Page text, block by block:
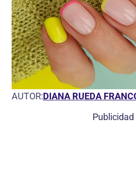
AUTOR:DIANA RUEDA
Publicidad